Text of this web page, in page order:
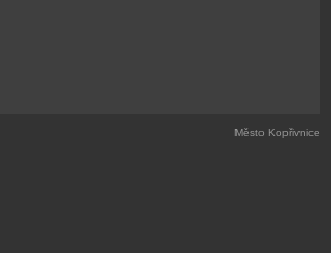
Město Kopřivnice